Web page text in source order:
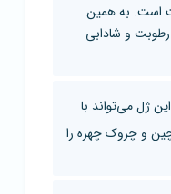
است. به همین
و شادابی
این ژل می‌تواند با
و چروک چهره را